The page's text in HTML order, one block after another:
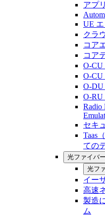
アプ
UE
クラ
コア
コア
O-CU
O-CU
O-DU
O-RU
Radio
セキ
Taas
ての
光ファイバー
光フ
イー
高速
製造
ム